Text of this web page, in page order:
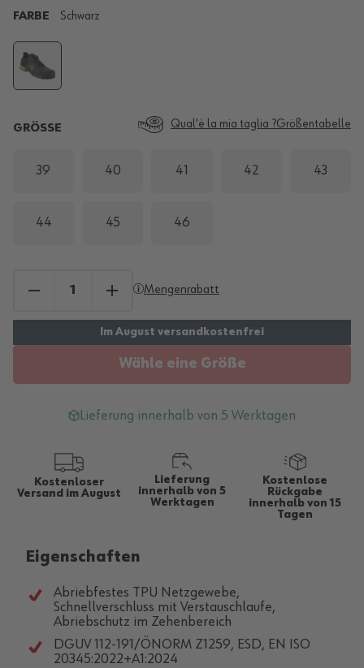
FARBE Schwarz
GRÖSSE Qual'è la mia taglia ?Größentabelle
39 40 41 42 43
44 45 46
Mengenrabatt
Wähle eine Größe
Lieferung innerhalb von 5 Werktagen
Kostenloser
Versand im August
Lieferung
innerhalb von 5
Werktagen
Kostenlose
Rückgabe
innerhalb von 15
Tagen
Eigenschaften
Abriebfestes TPU Netzgewebe,
Schnellverschluss mit Verstauschlaufe,
Abriebschutz im Zehenbereich
DGUV 112-191/ÖNORM Z1259, ESD, EN ISO
20345:2022+A1:2024